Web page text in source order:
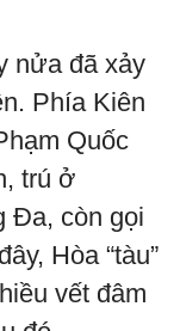
nửa đã xảy
Phía Kiên
Quốc
trú ở
Đa, còn gọi
Hòa “tàu”
vết đâm